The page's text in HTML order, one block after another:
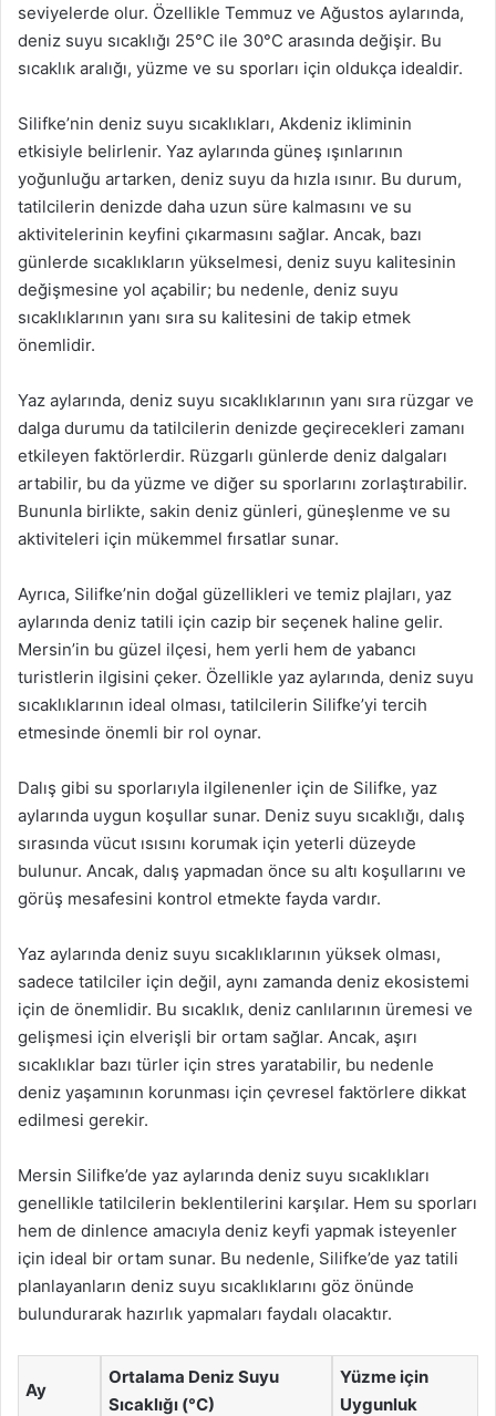
seviyelerde olur. Özellikle Temmuz ve Ağustos aylarında,
deniz suyu sıcaklığı 25°C ile 30°C arasında değişir. Bu
sıcaklık aralığı, yüzme ve su sporları için oldukça idealdir.
Silifke’nin deniz suyu sıcaklıkları, Akdeniz ikliminin
etkisiyle belirlenir. Yaz aylarında güneş ışınlarının
yoğunluğu artarken, deniz suyu da hızla ısınır. Bu durum,
tatilcilerin denizde daha uzun süre kalmasını ve su
aktivitelerinin keyfini çıkarmasını sağlar. Ancak, bazı
günlerde sıcaklıkların yükselmesi, deniz suyu kalitesinin
değişmesine yol açabilir; bu nedenle, deniz suyu
sıcaklıklarının yanı sıra su kalitesini de takip etmek
önemlidir.
Yaz aylarında, deniz suyu sıcaklıklarının yanı sıra rüzgar ve
dalga durumu da tatilcilerin denizde geçirecekleri zamanı
etkileyen faktörlerdir. Rüzgarlı günlerde deniz dalgaları
artabilir, bu da yüzme ve diğer su sporlarını zorlaştırabilir.
Bununla birlikte, sakin deniz günleri, güneşlenme ve su
aktiviteleri için mükemmel fırsatlar sunar.
Ayrıca, Silifke’nin doğal güzellikleri ve temiz plajları, yaz
aylarında deniz tatili için cazip bir seçenek haline gelir.
Mersin’in bu güzel ilçesi, hem yerli hem de yabancı
turistlerin ilgisini çeker. Özellikle yaz aylarında, deniz suyu
sıcaklıklarının ideal olması, tatilcilerin Silifke’yi tercih
etmesinde önemli bir rol oynar.
Dalış gibi su sporlarıyla ilgilenenler için de Silifke, yaz
aylarında uygun koşullar sunar. Deniz suyu sıcaklığı, dalış
sırasında vücut ısısını korumak için yeterli düzeyde
bulunur. Ancak, dalış yapmadan önce su altı koşullarını ve
görüş mesafesini kontrol etmekte fayda vardır.
Yaz aylarında deniz suyu sıcaklıklarının yüksek olması,
sadece tatilciler için değil, aynı zamanda deniz ekosistemi
için de önemlidir. Bu sıcaklık, deniz canlılarının üremesi ve
gelişmesi için elverişli bir ortam sağlar. Ancak, aşırı
sıcaklıklar bazı türler için stres yaratabilir, bu nedenle
deniz yaşamının korunması için çevresel faktörlere dikkat
edilmesi gerekir.
Mersin Silifke’de yaz aylarında deniz suyu sıcaklıkları
genellikle tatilcilerin beklentilerini karşılar. Hem su sporları
hem de dinlence amacıyla deniz keyfi yapmak isteyenler
için ideal bir ortam sunar. Bu nedenle, Silifke’de yaz tatili
planlayanların deniz suyu sıcaklıklarını göz önünde
bulundurarak hazırlık yapmaları faydalı olacaktır.
Ay
Ortalama Deniz Suyu
Sıcaklığı (°C)
Yüzme için
Uygunluk